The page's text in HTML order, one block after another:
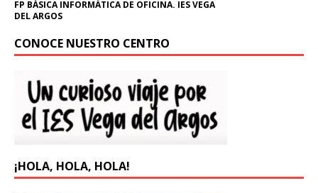
FP BÁSICA INFORMÁTICA DE OFICINA. IES VEGA
DEL ARGOS
CONOCE NUESTRO CENTRO
¡HOLA, HOLA, HOLA!